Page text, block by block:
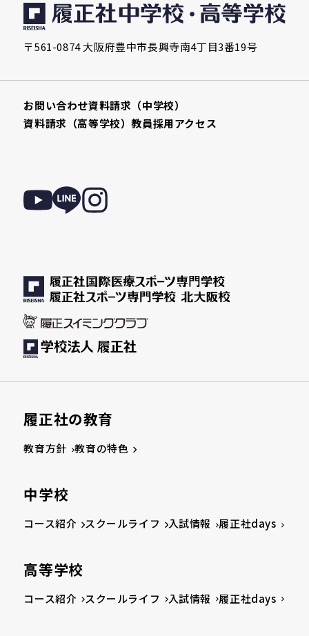
〒561-0874 大阪府豊中市長興寺南4丁目3番19号
お問い合わせ資料請求（中学校）
資料請求（高等学校）教員採用アクセス
履正社の教育
教育方針 教育の特色
中学校
コース紹介 スクールライフ 入試情報 履正社days
高等学校
コース紹介 スクールライフ 入試情報 履正社days